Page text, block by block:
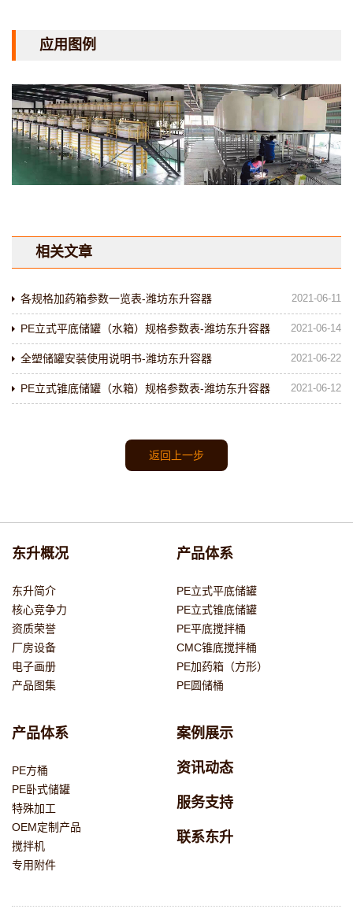
应用图例
相关文章
2021-06-11
各规格加药箱参数一览表-潍坊东升容器
2021-06-14
PE立式平底储罐（水箱）规格参数表-潍坊东升容器
2021-06-22
全塑储罐安装使用说明书-潍坊东升容器
2021-06-12
PE立式锥底储罐（水箱）规格参数表-潍坊东升容器
返回上一步
东升概况
东升简介
核心竞争力
资质荣誉
厂房设备
电子画册
产品图集
产品体系
PE立式平底储罐
PE立式锥底储罐
PE平底搅拌桶
CMC锥底搅拌桶
PE加药箱（方形）
PE圆储桶
产品体系
PE方桶
PE卧式储罐
特殊加工
OEM定制产品
搅拌机
专用附件
案例展示
资讯动态
服务支持
联系东升